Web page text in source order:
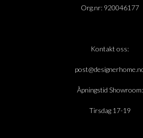
Org.nr: 920046177
Kontakt oss:
Åpningstid Showroom:
Tirsdag 17-19